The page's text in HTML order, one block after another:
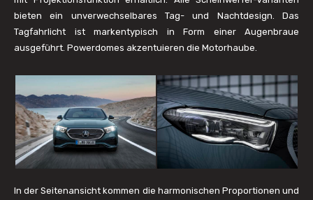
bieten ein unverwechselbares Tag- und Nachtdesign. Das
Tagfahrlicht ist markentypisch in Form einer Augenbraue
ausgeführt. Powerdomes akzentuieren die Motorhaube.
In der Seitenansicht kommen die harmonischen Proportionen und